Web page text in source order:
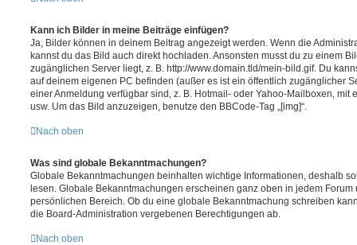
Kann ich Bilder in meine Beiträge einfügen?
Ja, Bilder können in deinem Beitrag angezeigt werden. Wenn die
kannst du das Bild auch direkt hochladen. Ansonsten musst du zu einem
zugänglichen Server liegt, z. B. http://www.domain.tld/mein-bild.gif. Du
auf deinem eigenen PC befinden (außer es ist ein öffentlich zugänglicher
einer Anmeldung verfügbar sind, z. B. Hotmail- oder Yahoo-Mailboxen, mit
usw. Um das Bild anzuzeigen, benutze den BBCode-Tag „[img]“.
Nach oben
Was sind globale Bekanntmachungen?
Globale Bekanntmachungen beinhalten wichtige Informationen, deshalb
lesen. Globale Bekanntmachungen erscheinen ganz oben in jedem
persönlichen Bereich. Ob du eine globale Bekanntmachung schreiben
die Board-Administration vergebenen Berechtigungen ab.
Nach oben